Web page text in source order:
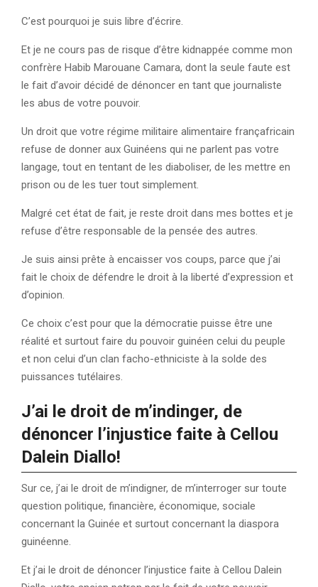
C’est pourquoi je suis libre d’écrire.
Et je ne cours pas de risque d’être kidnappée comme mon
confrère Habib Marouane Camara, dont la seule faute est
le fait d’avoir décidé de dénoncer en tant que journaliste
les abus de votre pouvoir.
Un droit que votre régime militaire alimentaire françafricain
refuse de donner aux Guinéens qui ne parlent pas votre
langage, tout en tentant de les diaboliser, de les mettre en
prison ou de les tuer tout simplement.
Malgré cet état de fait, je reste droit dans mes bottes et je
refuse d’être responsable de la pensée des autres.
Je suis ainsi prête à encaisser vos coups, parce que j’ai
fait le choix de défendre le droit à la liberté d’expression et
d’opinion.
Ce choix c’est pour que la démocratie puisse être une
réalité et surtout faire du pouvoir guinéen celui du peuple
et non celui d’un clan facho-ethniciste à la solde des
puissances tutélaires.
J’ai le droit de m’indinger, de
dénoncer l’injustice faite à Cellou
Dalein Diallo!
Sur ce, j’ai le droit de m’indigner, de m’interroger sur toute
question politique, financière, économique, sociale
concernant la Guinée et surtout concernant la diaspora
guinéenne.
Et j’ai le droit de dénoncer l’injustice faite à Cellou Dalein